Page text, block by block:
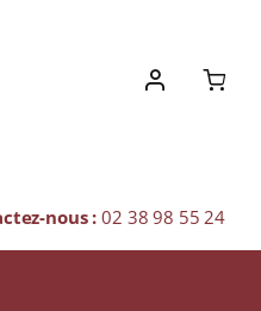
nous :02 38 98 55 24